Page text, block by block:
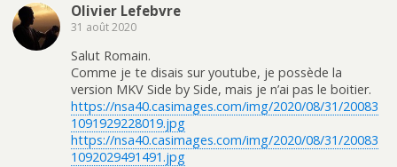
Olivier Lefebvre
31 août 2020
Salut Romain.
Comme je te disais sur youtube, je possède la
version MKV Side by Side, mais je n’ai pas le boitier.
https://nsa40.casimages.com/img/2020/08/31/20083
1091929228019.jpg
https://nsa40.casimages.com/img/2020/08/31/20083
1092029491491.jpg